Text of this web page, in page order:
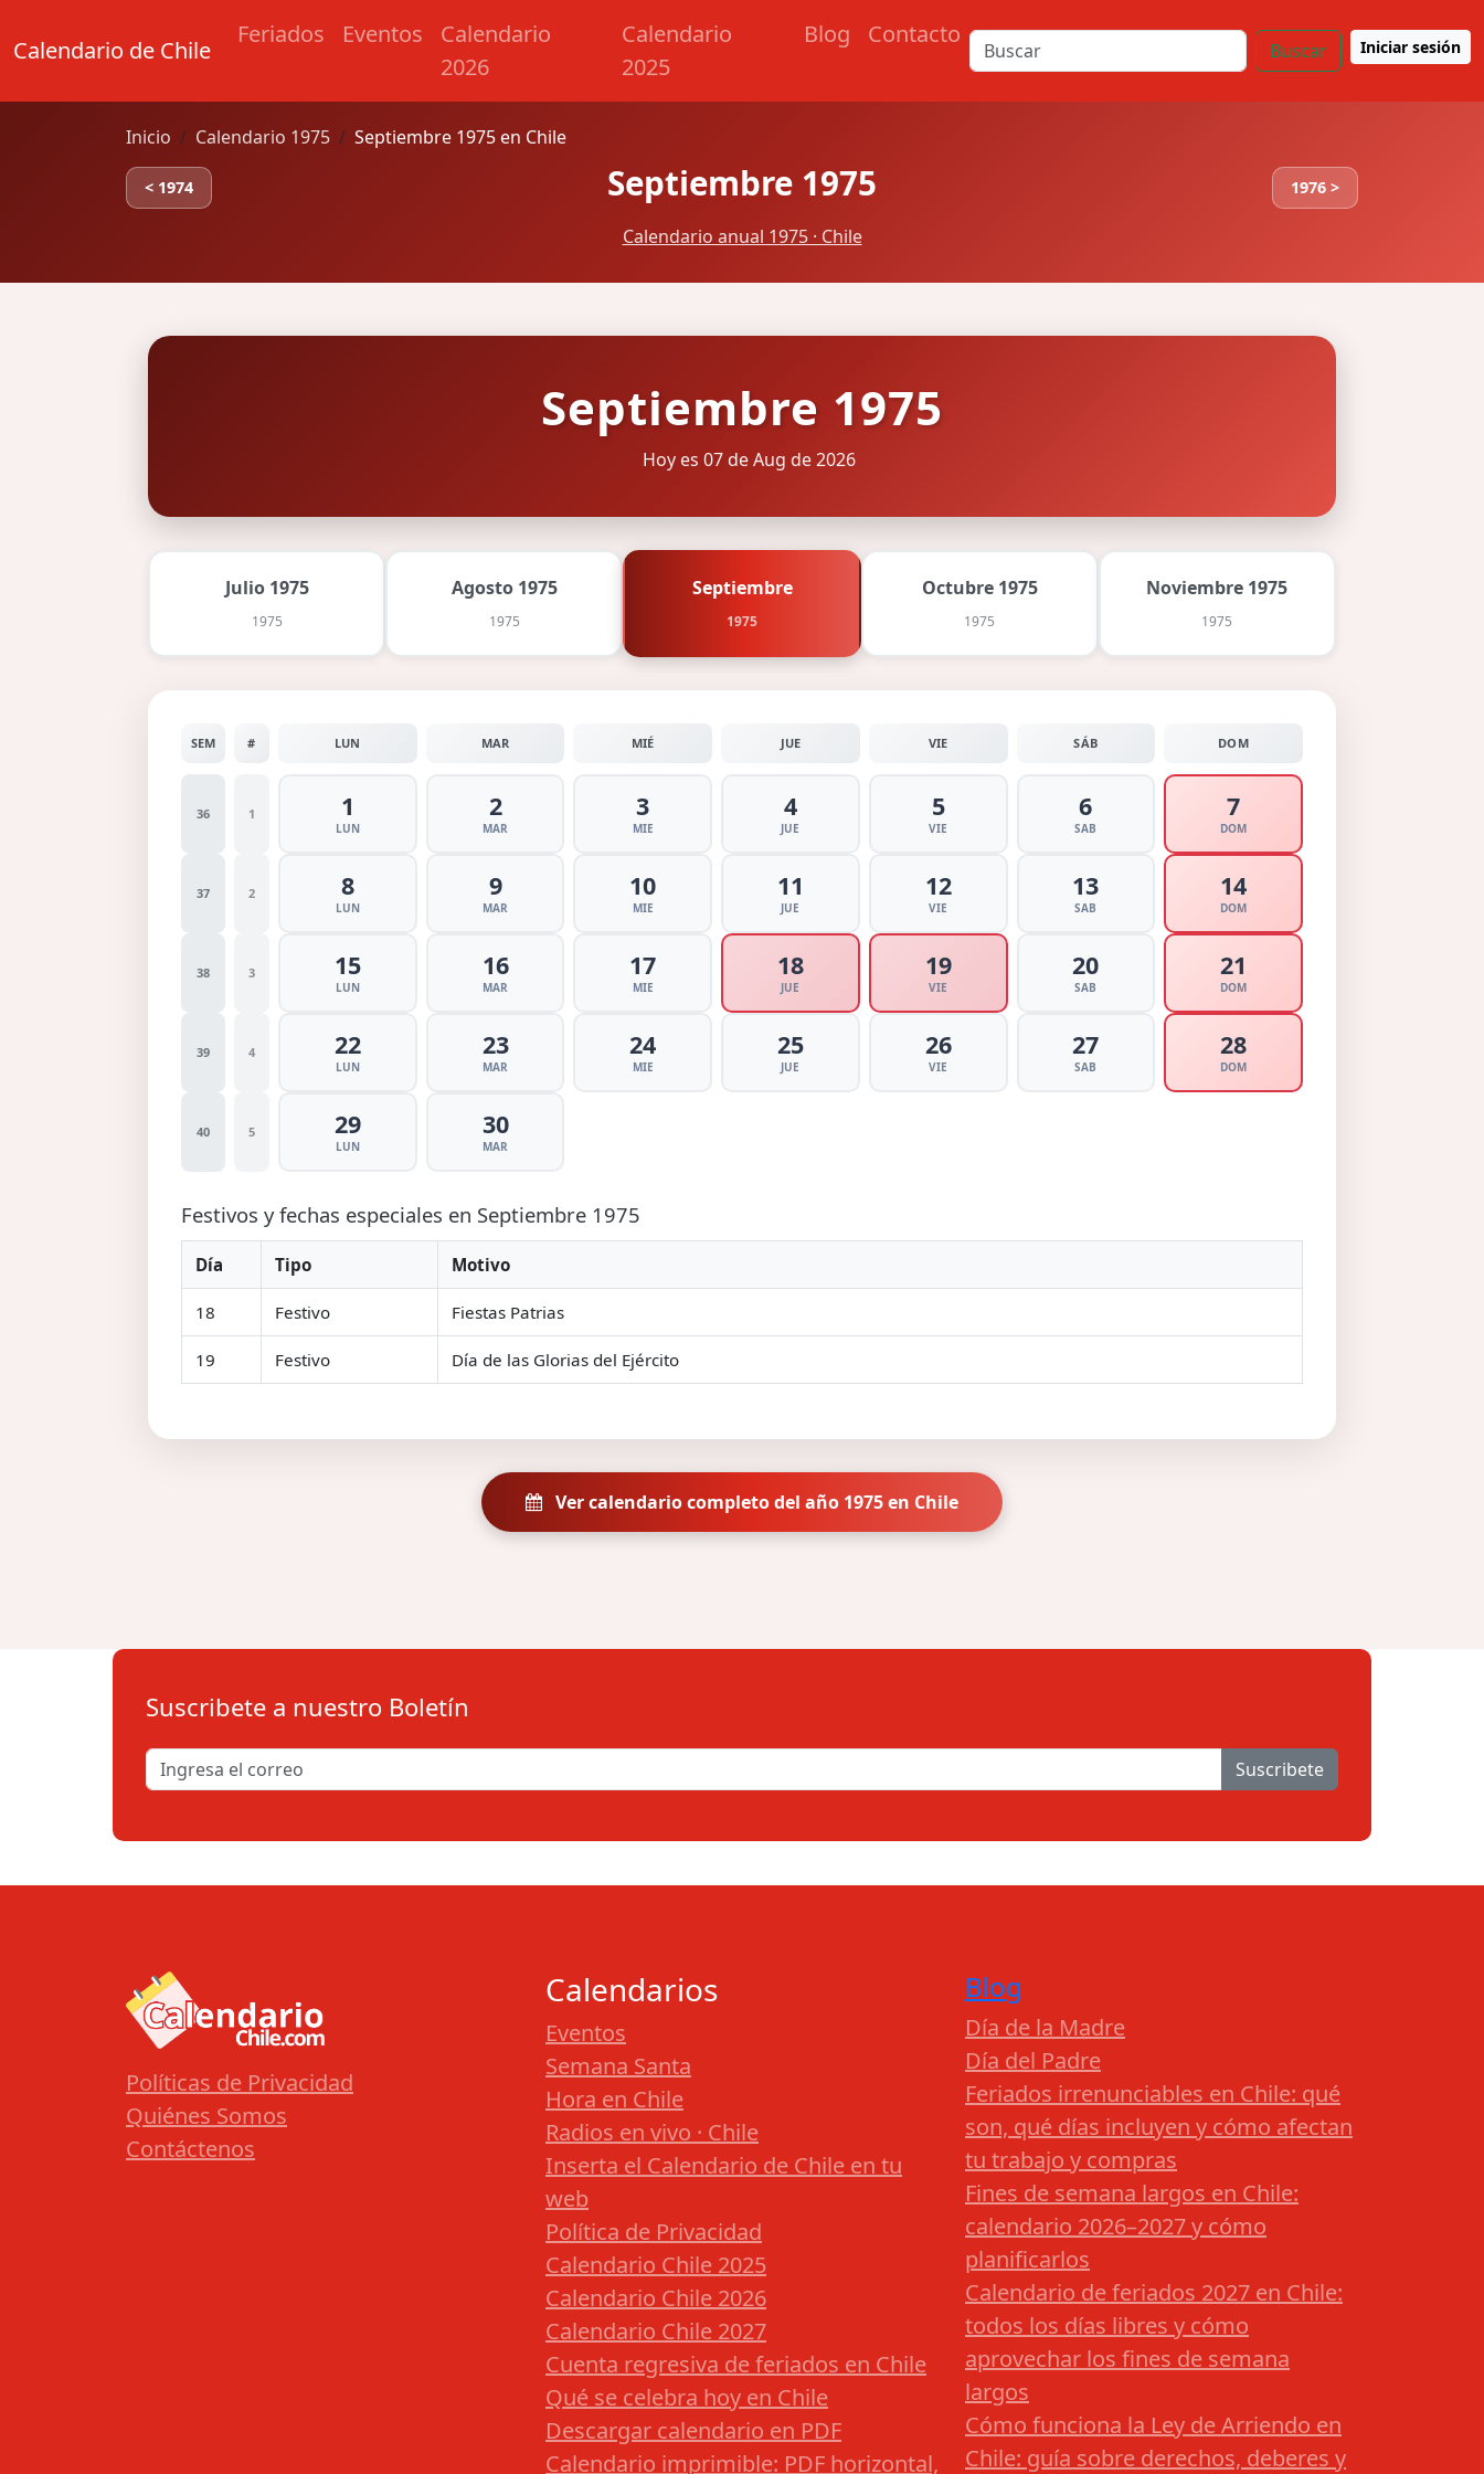
Calendario de Chile
Feriados Eventos
Calendario
2026
Calendario
2025
Blog Contacto
Buscar Iniciar sesión
Inicio Calendario 1975 Septiembre 1975 en Chile
< 1974 Septiembre 1975 1976 >
Calendario anual 1975 · Chile
Septiembre 1975
Hoy es 07 de Aug de 2026
Julio 1975
1975
Agosto 1975
1975
Septiembre
1975
Octubre 1975
1975
Noviembre 1975
1975
SEM # LUN MAR MIÉ JUE VIE SÁB DOM
36 1 1
LUN
2
MAR
3
MIE
4
JUE
5
VIE
6
SAB
7
DOM
37 2 8
LUN
9
MAR
10
MIE
11
JUE
12
VIE
13
SAB
14
DOM
38 3 15
LUN
16
MAR
17
MIE
18
JUE
19
VIE
20
SAB
21
DOM
39 4 22
LUN
23
MAR
24
MIE
25
JUE
26
VIE
27
SAB
28
DOM
40 5 29
LUN
30
MAR
Festivos y fechas especiales en Septiembre 1975
Día Tipo Motivo
18 Festivo Fiestas Patrias
19 Festivo Día de las Glorias del Ejército
Ver calendario completo del año 1975 en Chile
Suscribete a nuestro Boletín
Suscribete
Políticas de Privacidad
Quiénes Somos
Contáctenos
Calendarios
Eventos
Semana Santa
Hora en Chile
Radios en vivo · Chile
Inserta el Calendario de Chile en tu
web
Política de Privacidad
Calendario Chile 2025
Calendario Chile 2026
Calendario Chile 2027
Cuenta regresiva de feriados en Chile
Qué se celebra hoy en Chile
Descargar calendario en PDF
Calendario imprimible: PDF horizontal,
Blog
Día de la Madre
Día del Padre
Feriados irrenunciables en Chile: qué
son, qué días incluyen y cómo afectan
tu trabajo y compras
Fines de semana largos en Chile:
calendario 2026–2027 y cómo
planificarlos
Calendario de feriados 2027 en Chile:
todos los días libres y cómo
aprovechar los fines de semana
largos
Cómo funciona la Ley de Arriendo en
Chile: guía sobre derechos, deberes y